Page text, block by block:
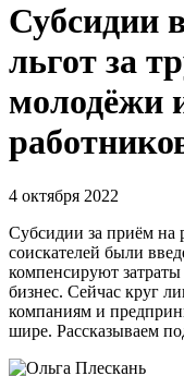
Субсидии
льгот за
молодёжи
4 октября 2022
Субсидии за приём на
соискателей были
компенсируют
бизнес. Сейчас круг
компаниям и
шире. Рассказываем